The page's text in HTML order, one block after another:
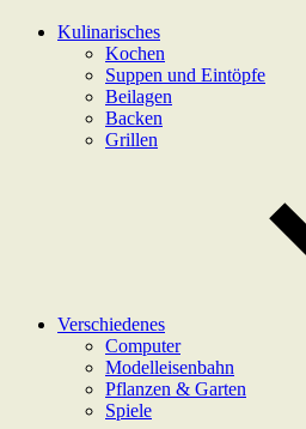
Kulinarisches
Kochen
Suppen und Eintöpfe
Beilagen
Backen
Grillen
Verschiedenes
Computer
Modelleisenbahn
Pflanzen & Garten
Spiele